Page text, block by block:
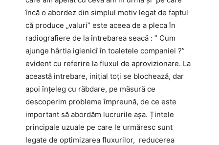
încă o abordez din simplul motiv legat de faptul
că produce „valuri” este aceea de a pleca în
radiografiere de la întrebarea seacă : ” Cum
ajunge hârtia igienicî în toaletele companiei ?”
evident cu referire la fluxul de aprovizionare. La
această intrebare, inițial toți se blochează, dar
apoi înțeleg cu răbdare, pe măsură ce
descoperim probleme împreună, de ce este
important să abordăm lucrurile așa. Țintele
principale uzuale pe care le urmăresc sunt
legate de optimizarea fluxurilor, reducerea